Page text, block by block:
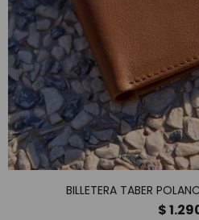
BILLETERA TABER
$